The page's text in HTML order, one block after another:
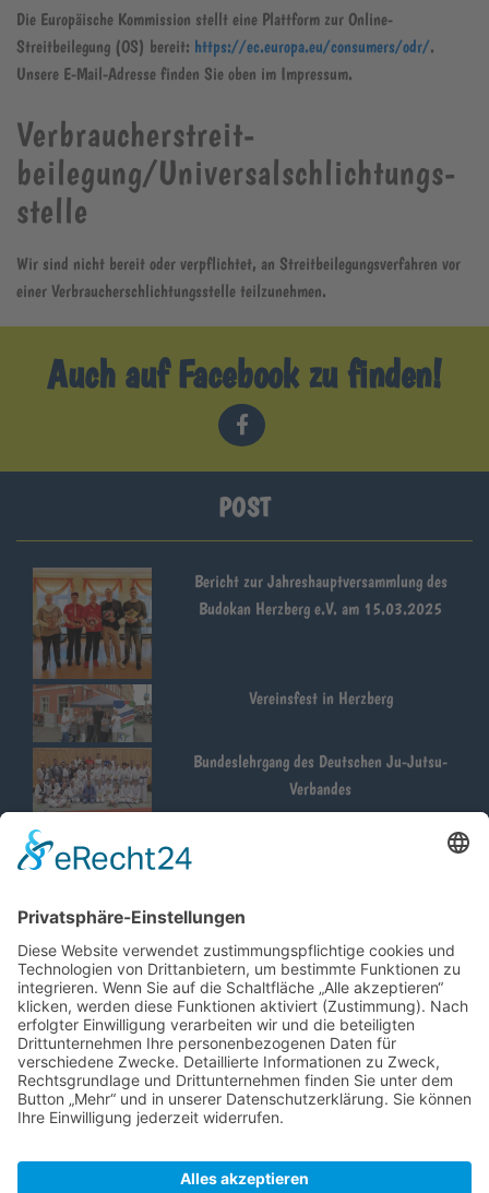
Die Europäische Kommission stellt eine Plattform zur Online-
Streitbeilegung (OS) bereit: https://ec.europa.eu/consumers/odr/.
Unsere E-Mail-Adresse finden Sie oben im Impressum.
Verbraucher­streit­
beilegung/Universal­schlichtungs­
stelle
Wir sind nicht bereit oder verpflichtet, an Streitbeilegungsverfahren vor
einer Verbraucherschlichtungsstelle teilzunehmen.
Auch auf Facebook zu finden!
POST
Bericht zur Jahreshauptversammlung des
Budokan Herzberg e.V. am 15.03.2025
Vereinsfest in Herzberg
Bundeslehrgang des Deutschen Ju-Jutsu-
Verbandes
TRAININGSLOCATION
Turnhalle der „Johannes Clajus Schule“
Kaxdorfer Weg 16 – 04916 Herzberg (Elster)
Turnhalle der Grund- und Oberschule “Ernst Legal”
Bahnhofstraße 3 – 04936 Schlieben
Email:budokan-herzberg.de
Website:www.budokan-herzberg.de
© mediastore247.de | All Rights Reserved. | Graphics by www.freepik.com |